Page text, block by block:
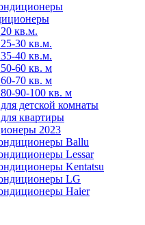
кв.м.
30 кв.м.
40 кв.м.
60 кв. м
70 кв. м
90-100 кв. м
детской комнаты
квартиры
2023
Ballu
Lessar
Kentatsu
LG
Haier